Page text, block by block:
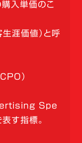
購入単価のこ
涯価値）と呼
）
Spe
す指標。